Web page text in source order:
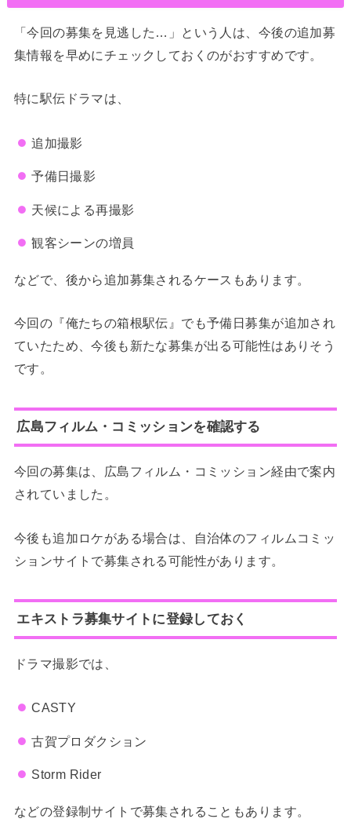
「今回の募集を見逃した…」という人は、今後の追加募
集情報を早めにチェックしておくのがおすすめです。
特に駅伝ドラマは、
追加撮影
予備日撮影
天候による再撮影
観客シーンの増員
などで、後から追加募集されるケースもあります。
今回の『俺たちの箱根駅伝』でも予備日募集が追加され
ていたため、今後も新たな募集が出る可能性はありそう
です。
広島フィルム・コミッションを確認する
今回の募集は、広島フィルム・コミッション経由で案内
されていました。
今後も追加ロケがある場合は、自治体のフィルムコミッ
ションサイトで募集される可能性があります。
エキストラ募集サイトに登録しておく
ドラマ撮影では、
CASTY
古賀プロダクション
Storm Rider
などの登録制サイトで募集されることもあります。